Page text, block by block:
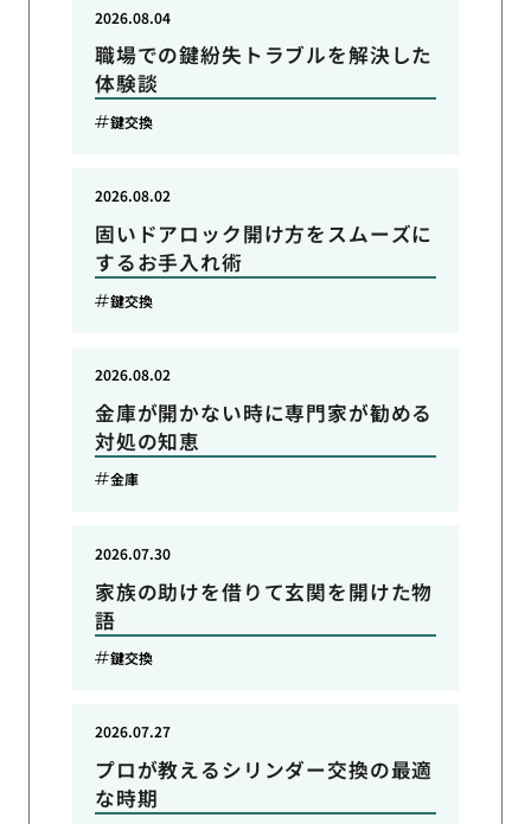
職場での鍵紛失トラブルを解決した
体験談
2026.08.04
鍵交換
固いドアロック開け方をスムーズに
するお手入れ術
2026.08.02
鍵交換
金庫が開かない時に専門家が勧める
対処の知恵
2026.08.02
金庫
家族の助けを借りて玄関を開けた物
語
2026.07.30
鍵交換
プロが教えるシリンダー交換の最適
な時期
2026.07.27